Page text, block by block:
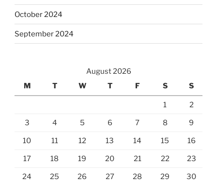
October 2024
September 2024
August 2026
M
T W T F S S
1 2
3 4 5 6 7 8 9
10 11 12 13 14 15 16
17 18 19 20 21 22 23
24 25 26 27 28 29 30